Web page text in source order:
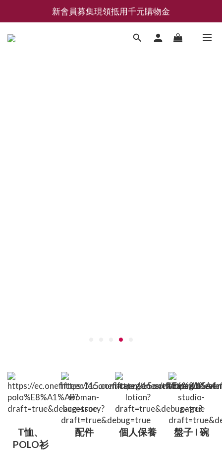
新會員募集現領抵用千元購物金
新會員募集現領抵用千元購物金
LEMAIRE 經典可頌包 NEW ARRIVAL
T恤、
POLO衫
配件 個人保養 盤子 I 碗